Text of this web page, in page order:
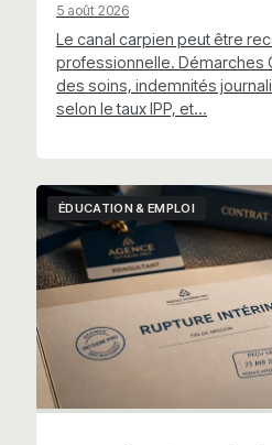
5 août 2026
Le canal carpien peut être
professionnelle. Démarches
des soins, indemnités
selon le taux IPP, et…
ÉDUCATION & EMPLOI